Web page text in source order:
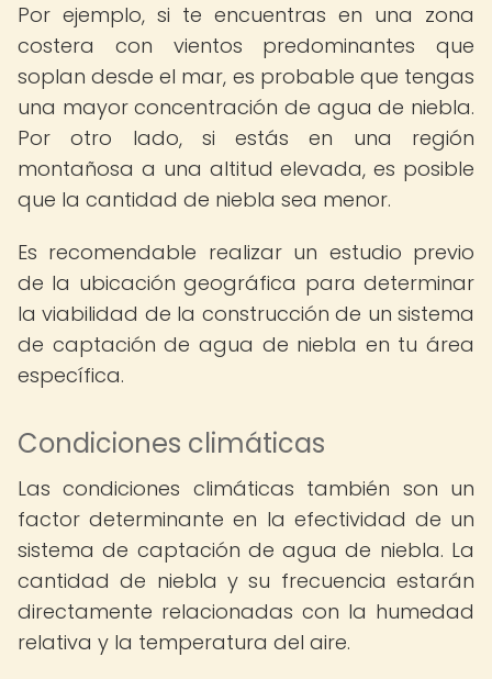
Por ejemplo, si te encuentras en una zona
costera con vientos predominantes que
soplan desde el mar, es probable que tengas
una mayor concentración de agua de niebla.
Por otro lado, si estás en una región
montañosa a una altitud elevada, es posible
que la cantidad de niebla sea menor.
Es recomendable realizar un estudio previo
de la ubicación geográfica para determinar
la viabilidad de la construcción de un sistema
de captación de agua de niebla en tu área
específica.
Condiciones climáticas
Las condiciones climáticas también son un
factor determinante en la efectividad de un
sistema de captación de agua de niebla. La
cantidad de niebla y su frecuencia estarán
directamente relacionadas con la humedad
relativa y la temperatura del aire.